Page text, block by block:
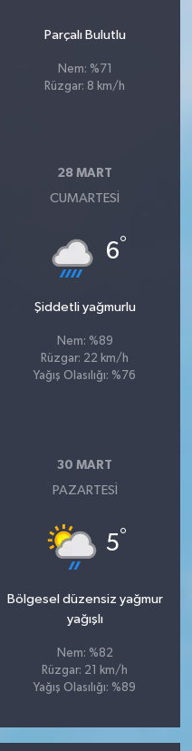
Parçalı Bulutlu
Nem: %71
Rüzgar: 8 km/h
28 MART
CUMARTESI
6°
Şiddetli yağmurlu
Nem: %89
Rüzgar: 22 km/h
Yağış Olasılığı: %76
30 MART
PAZARTESI
5°
Bölgesel düzensiz yağmur
yağışlı
Nem: %82
Rüzgar: 21 km/h
Yağış Olasılığı: %89